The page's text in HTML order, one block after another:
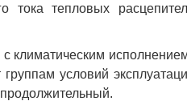
тока тепловых
группам условий